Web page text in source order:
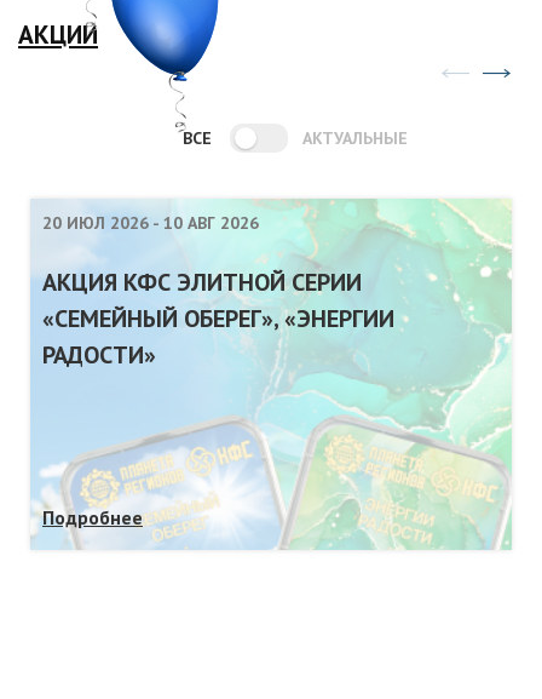
АКЦИИ
ВСЕ АКТУАЛЬНЫЕ
20 ИЮЛ 2026 - 10 АВГ 2026
АКЦИЯ КФС ЭЛИТНОЙ СЕРИИ
«СЕМЕЙНЫЙ ОБЕРЕГ», «ЭНЕРГИИ
РАДОСТИ»
Подробнее